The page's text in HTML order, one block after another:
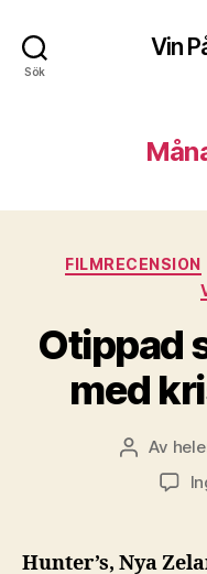
Sök
Vin
FILMRECENSION
Otippad
med
Av
Hunter’s, Nya